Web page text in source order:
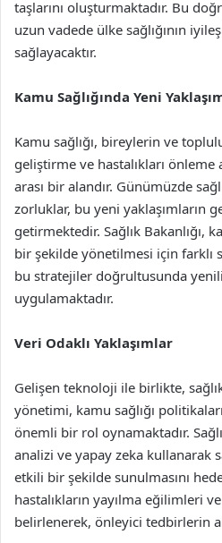
taşlarını oluşturmaktadır. Bu
uzun vadede ülke sağlığının
sağlayacaktır.
Kamu Sağlığında Yeni
Kamu sağlığı, bireylerin ve
geliştirme ve hastalıkları
arası bir alandır. Günümüzde
zorluklar, bu yeni yaklaşımların
getirmektedir. Sağlık Bakanlığı,
bir şekilde yönetilmesi için farklı
bu stratejiler doğrultusunda
uygulamaktadır.
Veri Odaklı Yaklaşımlar
Gelişen teknoloji ile birlikte,
yönetimi, kamu sağlığı
önemli bir rol oynamaktadır.
analizi ve yapay zeka kullanarak
etkili bir şekilde sunulmasını
hastalıkların yayılma eğilimleri
belirlenerek, önleyici tedbirlerin